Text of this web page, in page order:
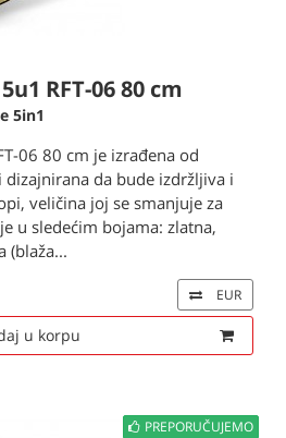
RFT-06 80 cm
5in1
06 80 cm je izrađena od
da bude izdržljiva i
veličina joj se smanjuje za
u sledećim bojama: zlatna,
(blaža...
EUR
u korpu
PREPORUČUJEMO